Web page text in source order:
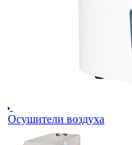
Осушители воздуха